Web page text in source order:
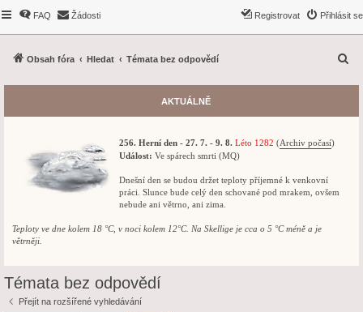
FAQ Žádosti Přihlásit se
Registrovat
Obsah fóra Hledat Témata bez odpovědí
d
AKTUÁLNĚ
256. Herní den - 27. 7. - 9. 8. Léto 1282 (Archiv počasí)
Událost: Ve spárech smrti (MQ)
Dnešní den se budou držet teploty příjemné k venkovní
práci. Slunce bude celý den schované pod mrakem, ovšem
nebude ani větrno, ani zima.
Teploty ve dne kolem 18 °C, v noci kolem 12°C. Na Skellige je cca o 5 °C méně a je
větrněji.
Témata bez odpovědí
Přejít na rozšířené vyhledávání